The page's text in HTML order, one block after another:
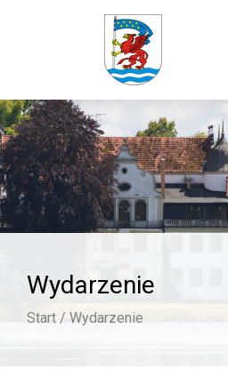
START
WŁADZE
Wydarzenie
Start / Wydarzenie